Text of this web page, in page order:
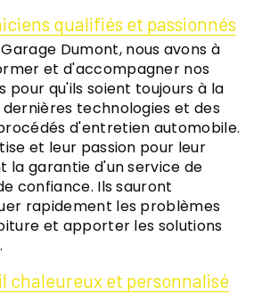
qualifiés et passionnés
Garage Dumont, nous avons à
et d'accompagner nos
pour qu'ils soient toujours à la
technologies et des
d'entretien automobile.
et leur passion pour leur
la garantie d'un service de
confiance. Ils sauront
rapidement les problèmes
et apporter les solutions
chaleureux et personnalisé